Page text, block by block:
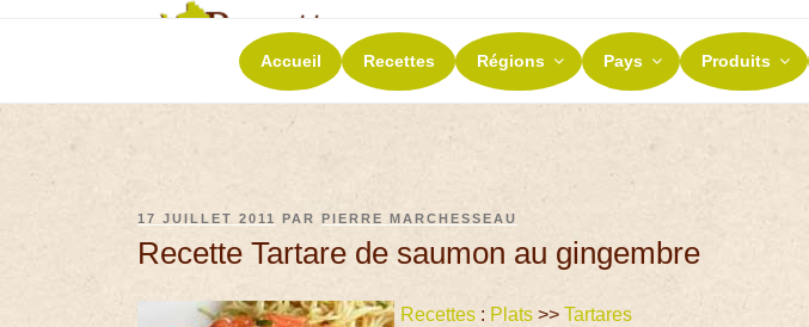
RECETTES ET TERROIRS
La richesse de nos terroirs
Accueil Recettes Régions Pays Produits
17 JUILLET 2011 PARPIERRE MARCHESSEAU
Recette Tartare de saumon au gingembre
Recettes : Plats >>Tartares